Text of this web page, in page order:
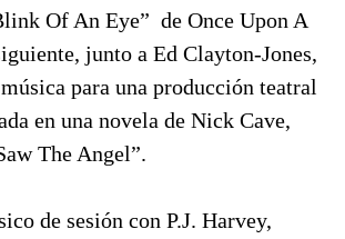
Of An Eye” de Once Upon A
junto a Ed Clayton-Jones,
para una producción teatral
en una novela de Nick Cave,
The Angel”.
de sesión con P.J. Harvey,